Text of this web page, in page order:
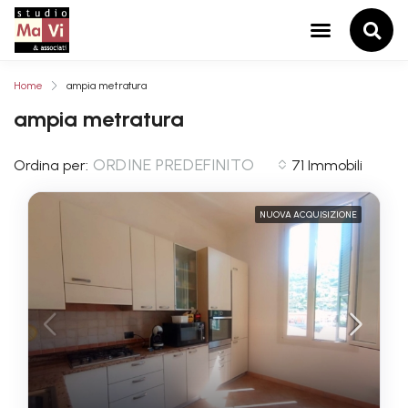
Home ampia metratura
ampia metratura
71 Immobili
Ordina per: ORDINE PREDEFINITO
NUOVA ACQUISIZIONE